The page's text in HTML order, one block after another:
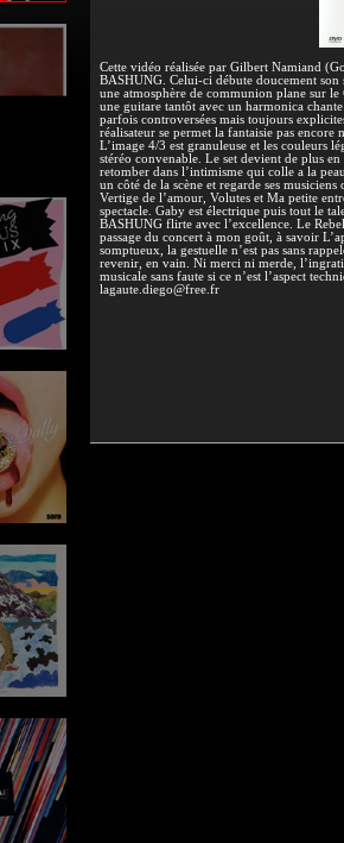
Cette vidéo réalisée par Gilbert Namiand
BASHUNG. Celui-ci débute doucement son
une atmosphère de communion plane sur
une guitare tantôt avec un harmonica
parfois controversées mais toujours
réalisateur se permet la fantaisie pas
L’image 4/3 est granuleuse et les couleurs
stéréo convenable. Le set devient de plus
retomber dans l’intimisme qui colle a la
un côté de la scène et regarde ses
Vertige de l’amour, Volutes et Ma petite
spectacle. Gaby est électrique puis tout le
BASHUNG flirte avec l’excellence. Le
passage du concert à mon goût, à savoir
somptueux, la gestuelle n’est pas sans
revenir, en vain. Ni merci ni merde,
musicale sans faute si ce n’est l’aspect
lagaute.diego@free.fr